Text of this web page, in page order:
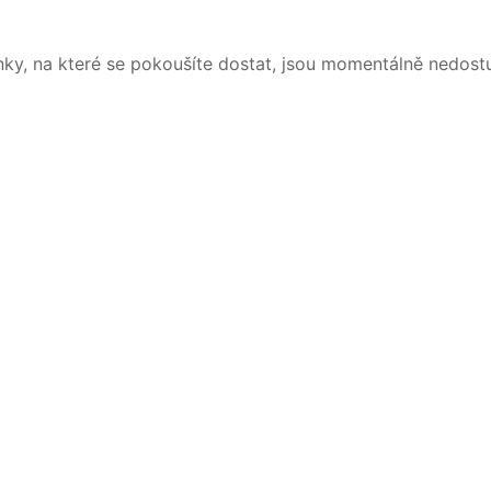
na které se pokoušíte dostat, jsou momentálně